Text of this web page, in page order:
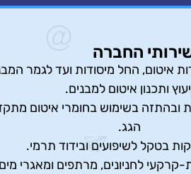
החברה
איטום, החל מיסודות ועד לגמר
ותכנון איטום למבנים.
ובהתזה בשימוש בחומרי איטום
הגג.
בטקל לשיפועים ובידוד תרמי.
קרקעי לחניונים, מרתפים ומאגרי